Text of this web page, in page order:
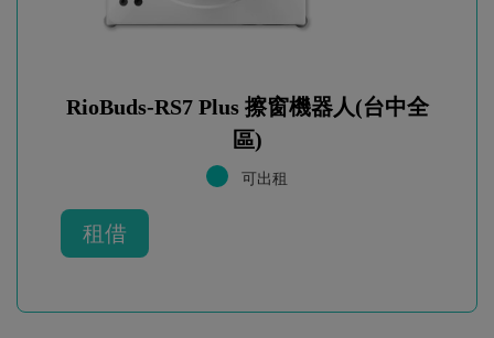
RioBuds-RS7 Plus 擦窗機器人(台中全
區)
可出租
租借